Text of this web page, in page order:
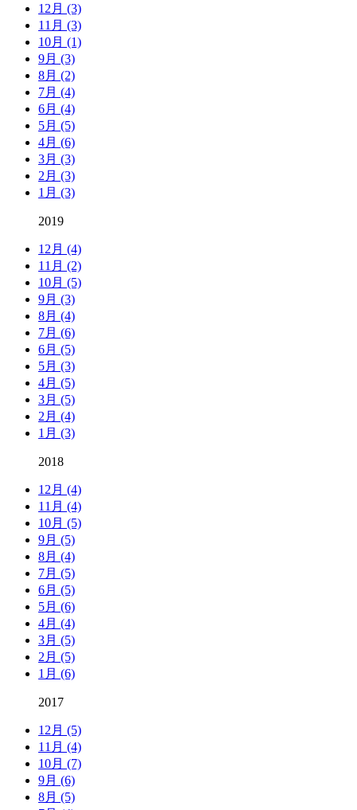
12月 (3)
11月 (3)
10月 (1)
9月 (3)
8月 (2)
7月 (4)
6月 (4)
5月 (5)
4月 (6)
3月 (3)
2月 (3)
1月 (3)
2019
12月 (4)
11月 (2)
10月 (5)
9月 (3)
8月 (4)
7月 (6)
6月 (5)
5月 (3)
4月 (5)
3月 (5)
2月 (4)
1月 (3)
2018
12月 (4)
11月 (4)
10月 (5)
9月 (5)
8月 (4)
7月 (5)
6月 (5)
5月 (6)
4月 (4)
3月 (5)
2月 (5)
1月 (6)
2017
12月 (5)
11月 (4)
10月 (7)
9月 (6)
8月 (5)